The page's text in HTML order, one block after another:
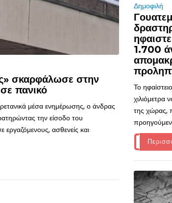
σκαρφάλωσε στην
πανικό
μέσα ενημέρωσης, ο άνδρας
την είσοδο του
ασθενείς και
Δημοφιλή
1.700
Το
χιλιόμετρα
της χώρας,